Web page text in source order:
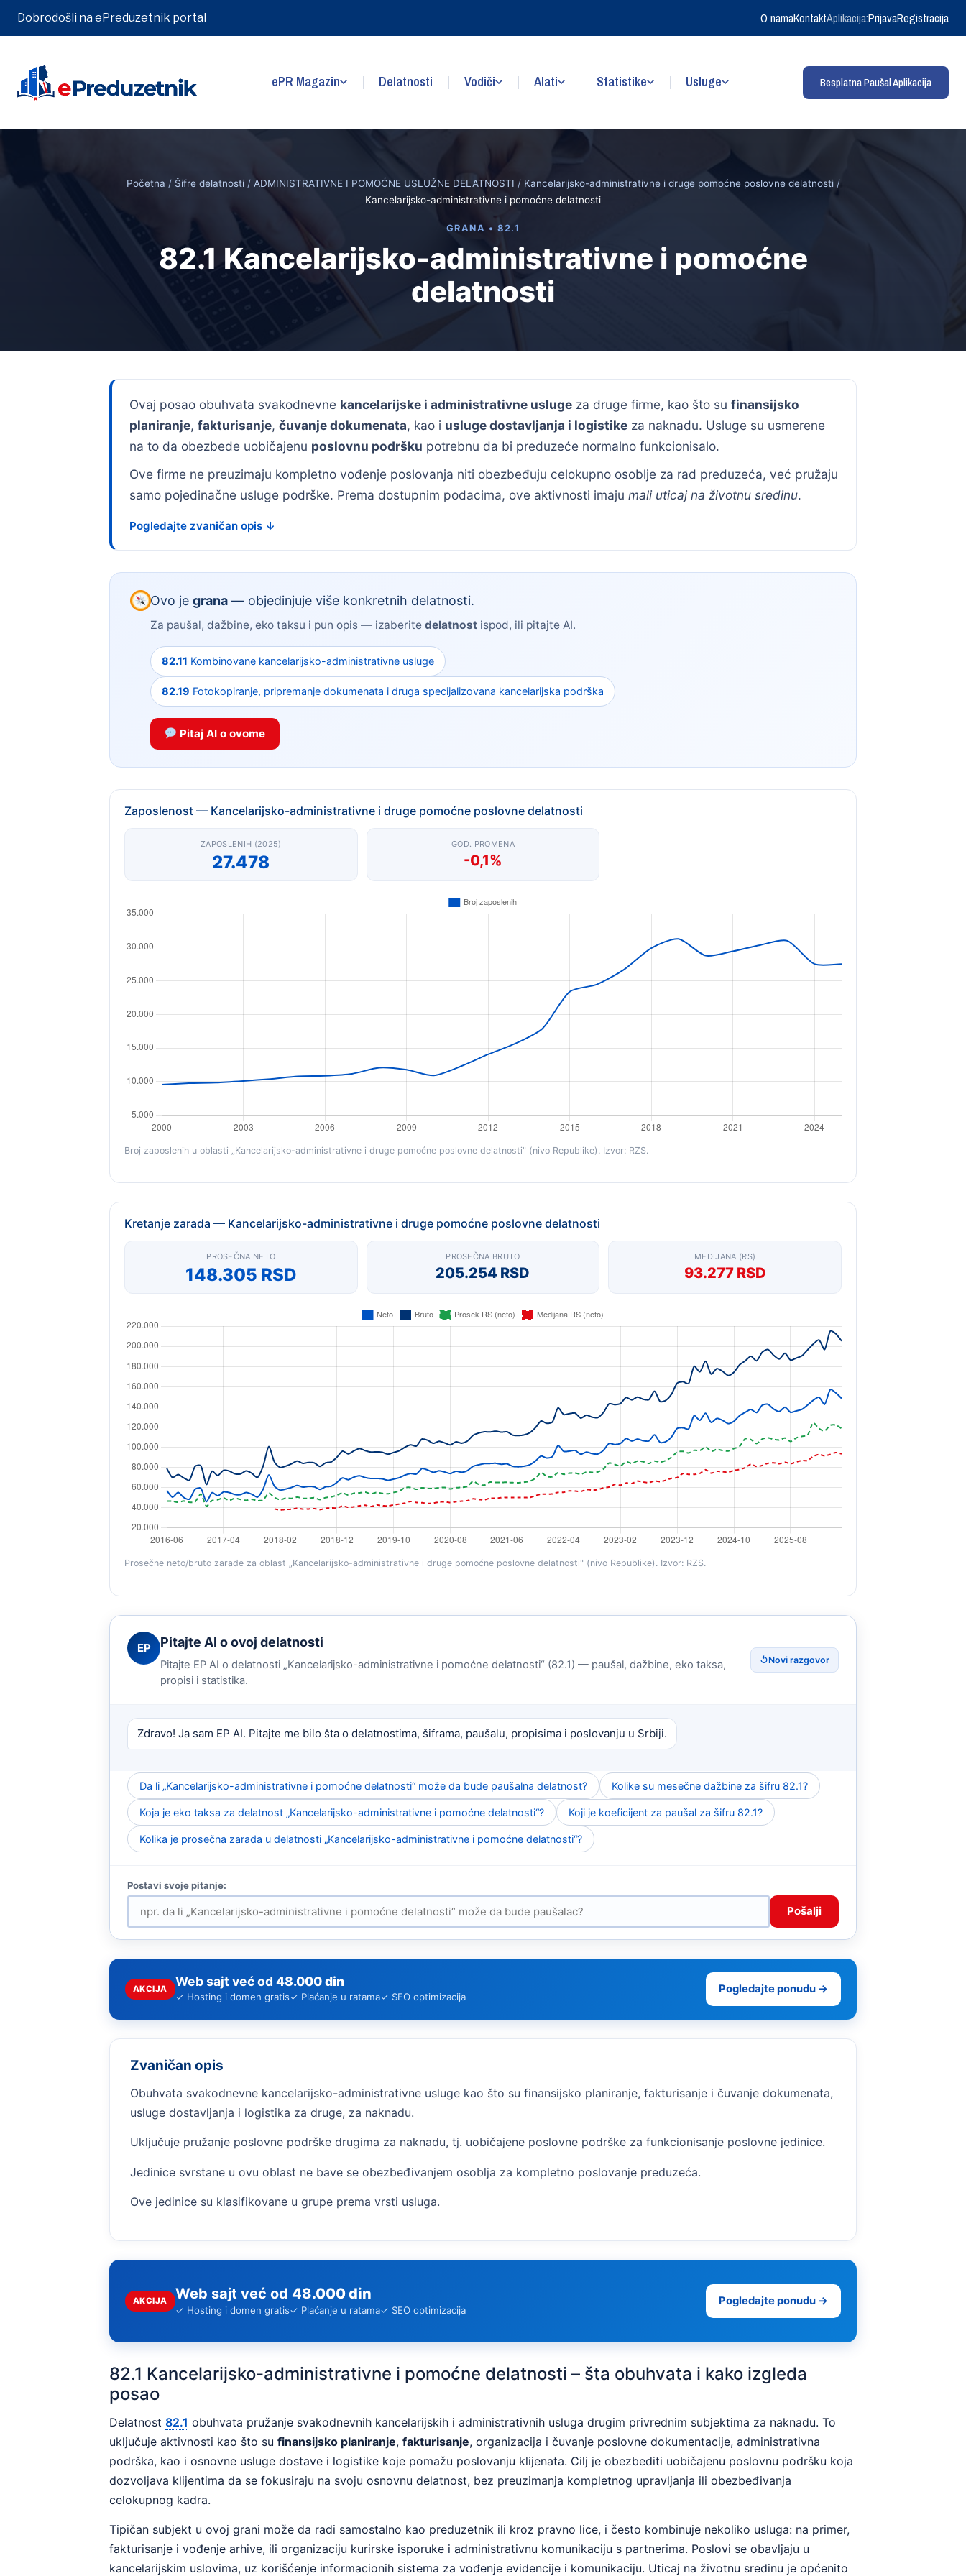
Dobrodošli na ePreduzetnik portal O namaKontaktAplikacija:PrijavaRegistracija
ePR Magazin Delatnosti Vodiči Alati Statistike Usluge Besplatna Paušal Aplikacija
Početna / Šifre delatnosti/ ADMINISTRATIVNE I POMOĆNE USLUŽNE DELATNOSTI / Kancelarijsko-administrativne i druge pomoćne poslovne delatnosti/
Kancelarijsko-administrativne i pomoćne delatnosti
GRANA • 82.1
82.1 Kancelarijsko-administrativne i pomoćne
delatnosti
Ovaj posao obuhvata svakodnevne kancelarijske i administrativne usluge za druge firme, kao što su finansijsko
planiranje, fakturisanje, čuvanje dokumenata, kao i usluge dostavljanja i logistike za naknadu. Usluge su usmerene
na to da obezbede uobičajenu poslovnu podršku potrebnu da bi preduzeće normalno funkcionisalo.
Ove firme ne preuzimaju kompletno vođenje poslovanja niti obezbeđuju celokupno osoblje za rad preduzeća, već pružaju
samo pojedinačne usluge podrške. Prema dostupnim podacima, ove aktivnosti imaju mali uticaj na životnu sredinu.
Pogledajte zvaničan opis ↓
Ovo je grana— objedinjuje više konkretnih delatnosti.
Za paušal, dažbine, eko taksu i pun opis — izaberite delatnostispod, ili pitajte AI.
82.11 Kombinovane kancelarijsko-administrativne usluge
82.19 Fotokopiranje, pripremanje dokumenata i druga specijalizovana kancelarijska podrška
Pitaj AI o ovome
Zaposlenost — Kancelarijsko-administrativne i druge pomoćne poslovne delatnosti
ZAPOSLENIH (2025)
27.478
GOD. PROMENA
-0,1%
Broj zaposlenih u oblasti „Kancelarijsko-administrativne i druge pomoćne poslovne delatnosti" (nivo Republike). Izvor: RZS.
Kretanje zarada — Kancelarijsko-administrativne i druge pomoćne poslovne delatnosti
PROSEČNA NETO
148.305 RSD
PROSEČNA BRUTO
205.254 RSD
MEDIJANA (RS)
93.277 RSD
Prosečne neto/bruto zarade za oblast „Kancelarijsko-administrativne i druge pomoćne poslovne delatnosti" (nivo Republike). Izvor: RZS.
EP Pitajte AI o ovoj delatnosti
Pitajte EP AI o delatnosti „Kancelarijsko-administrativne i pomoćne delatnosti“ (82.1) — paušal, dažbine, eko taksa,
propisi i statistika.
↺Novi razgovor
Zdravo! Ja sam EP AI. Pitajte me bilo šta o delatnostima, šiframa, paušalu, propisima i poslovanju u Srbiji.
Da li „Kancelarijsko-administrativne i pomoćne delatnosti“ može da bude paušalna delatnost? Kolike su mesečne dažbine za šifru 82.1?
Koja je eko taksa za delatnost „Kancelarijsko-administrativne i pomoćne delatnosti“? Koji je koeficijent za paušal za šifru 82.1?
Kolika je prosečna zarada u delatnosti „Kancelarijsko-administrativne i pomoćne delatnosti“?
Pošalji
AKCIJA Web sajt već od 48.000 din
✓ Hosting i domen gratis✓ Plaćanje u ratama✓ SEO optimizacija
Pogledajte ponudu →
Zvaničan opis
Obuhvata svakodnevne kancelarijsko-administrativne usluge kao što su finansijsko planiranje, fakturisanje i čuvanje dokumenata,
usluge dostavljanja i logistika za druge, za naknadu.
Uključuje pružanje poslovne podrške drugima za naknadu, tj. uobičajene poslovne podrške za funkcionisanje poslovne jedinice.
Jedinice svrstane u ovu oblast ne bave se obezbeđivanjem osoblja za kompletno poslovanje preduzeća.
Ove jedinice su klasifikovane u grupe prema vrsti usluga.
AKCIJA Web sajt već od 48.000 din
✓ Hosting i domen gratis✓ Plaćanje u ratama✓ SEO optimizacija
Pogledajte ponudu →
82.1 Kancelarijsko-administrativne i pomoćne delatnosti – šta obuhvata i kako izgleda
posao
Delatnost 82.1 obuhvata pružanje svakodnevnih kancelarijskih i administrativnih usluga drugim privrednim subjektima za naknadu. To
uključuje aktivnosti kao što su finansijsko planiranje, fakturisanje, organizacija i čuvanje poslovne dokumentacije, administrativna
podrška, kao i osnovne usluge dostave i logistike koje pomažu poslovanju klijenata. Cilj je obezbediti uobičajenu poslovnu podršku koja
dozvoljava klijentima da se fokusiraju na svoju osnovnu delatnost, bez preuzimanja kompletnog upravljanja ili obezbeđivanja
celokupnog kadra.
Tipičan subjekt u ovoj grani može da radi samostalno kao preduzetnik ili kroz pravno lice, i često kombinuje nekoliko usluga: na primer,
fakturisanje i vođenje arhive, ili organizaciju kurirske isporuke i administrativnu komunikaciju s partnerima. Poslovi se obavljaju u
kancelarijskim uslovima, uz korišćenje informacionih sistema za vođenje evidencije i komunikaciju. Uticaj na životnu sredinu je općenito